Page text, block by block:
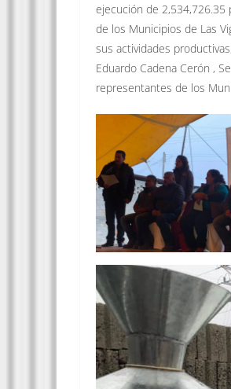
ejecución de 2,534,726.35
de los Municipios de Las
sus actividades
Eduardo Cadena Cerón ,
representantes de los